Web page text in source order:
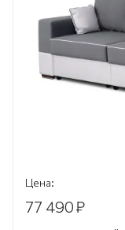
Цена:
77 490₽